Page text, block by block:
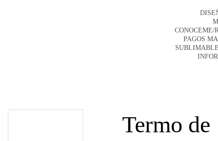
CONOCEME/
PAGOS
Termo de